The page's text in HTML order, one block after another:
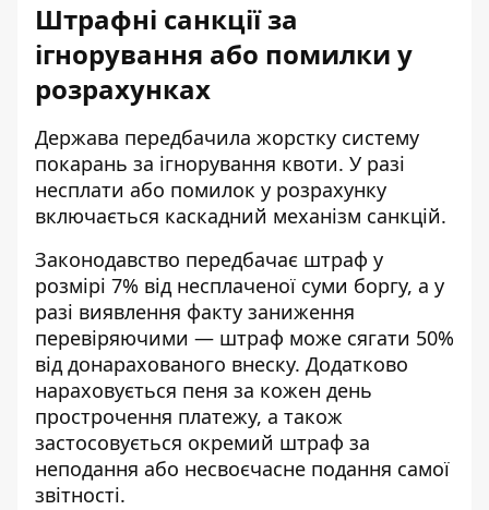
Штрафні санкції за
ігнорування або помилки у
розрахунках
Держава передбачила жорстку систему
покарань за ігнорування квоти. У разі
несплати або помилок у розрахунку
включається каскадний механізм санкцій.
Законодавство передбачає штраф у
розмірі 7% від несплаченої суми боргу, а у
разі виявлення факту заниження
перевіряючими — штраф може сягати 50%
від донарахованого внеску. Додатково
нараховується пеня за кожен день
прострочення платежу, а також
застосовується окремий штраф за
неподання або несвоєчасне подання самої
звітності.